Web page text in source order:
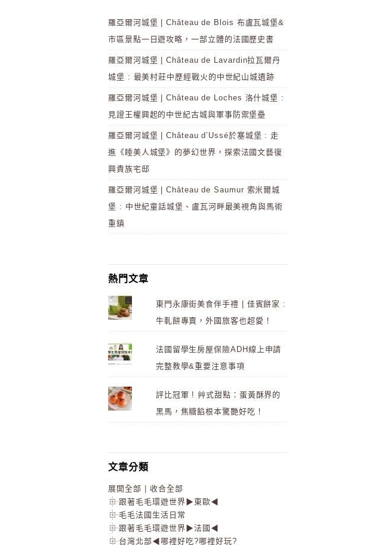
羅亞爾河城堡 | Château de Blois 布盧瓦城堡&
市區景點一日遊攻略，一部立體的法國歷史書
羅亞爾河城堡 | Château de Lavardin拉瓦爾丹
城堡 : 最美村莊中歷經戰火的中世紀山城遺跡
羅亞爾河城堡 | Château de Loches 洛什城堡 :
見證王權興起的中世紀古城與軍事防禦堡壘
羅亞爾河城堡 | Château d’Ussé於塞城堡 : 走
進《睡美人城堡》的夢幻世界，探索法國文藝復
興貴族宅邸
羅亞爾河城堡 | Château de Saumur 索米爾城
堡 : 中世紀童話城堡、盧瓦河畔最美視角與馬術
重鎮
熱門文章
東門永康街美食伴手禮 | 佳賓餅家 :
牛軋餅專賣，外國旅客也超愛！
法國留學生房屋保險ADH線上申請
完整教學&重要注意事項
評比冠軍 ! 艸式甜點：蛋黃酥界的
黑馬，焦糖餡根本驚艷好吃！
文章分類
展開全部
收合全部
跟著毛毛環遊世界▶東歐◀
毛毛法國生活日常
跟著毛毛環遊世界▶法國◀
台灣北部◀哪裡好吃?哪裡好玩?